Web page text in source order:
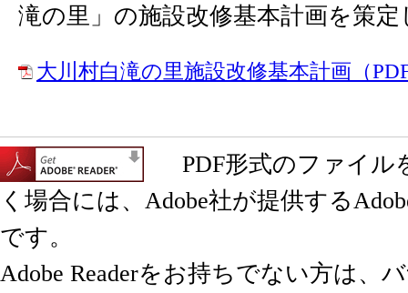
滝の里」の施設改修基本計画を策
大川村白滝の里施設改修基本計画（
PDF形式のファイル
く場合には、Adobe社が提供する
です。
Adobe Readerをお持ちでない方は、